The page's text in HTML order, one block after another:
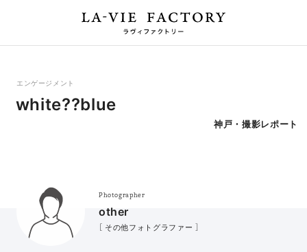
エンゲージメント
white??blue
神戸・撮影レポート
Photographer
other
［ その他フォトグラファー ］